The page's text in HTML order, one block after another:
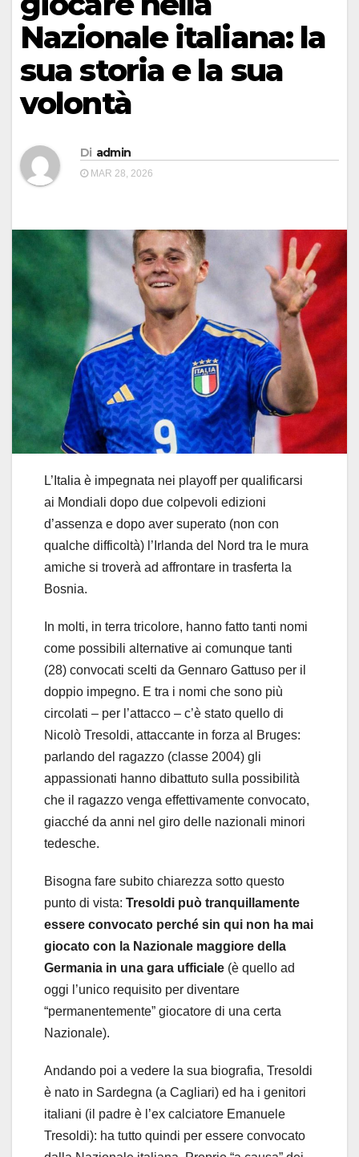
Nazionale italiana: la
sua storia e la sua
volontà
Di admin
MAR 28, 2026
L’Italia è impegnata nei playoff per qualificarsi
ai Mondiali dopo due colpevoli edizioni
d’assenza e dopo aver superato (non con
qualche difficoltà) l’Irlanda del Nord tra le mura
amiche si troverà ad affrontare in trasferta la
Bosnia.
In molti, in terra tricolore, hanno fatto tanti nomi
come possibili alternative ai comunque tanti
(28) convocati scelti da Gennaro Gattuso per il
doppio impegno. E tra i nomi che sono più
circolati – per l’attacco – c’è stato quello di
Nicolò Tresoldi, attaccante in forza al Bruges:
parlando del ragazzo (classe 2004) gli
appassionati hanno dibattuto sulla possibilità
che il ragazzo venga effettivamente convocato,
giacché da anni nel giro delle nazionali minori
tedesche.
Bisogna fare subito chiarezza sotto questo
punto di vista: Tresoldi può tranquillamente
essere convocato perché sin qui non ha mai
giocato con la Nazionale maggiore della
Germania in una gara ufficiale (è quello ad
oggi l’unico requisito per diventare
“permanentemente” giocatore di una certa
Nazionale).
Andando poi a vedere la sua biografia, Tresoldi
è nato in Sardegna (a Cagliari) ed ha i genitori
italiani (il padre è l’ex calciatore Emanuele
Tresoldi): ha tutto quindi per essere convocato